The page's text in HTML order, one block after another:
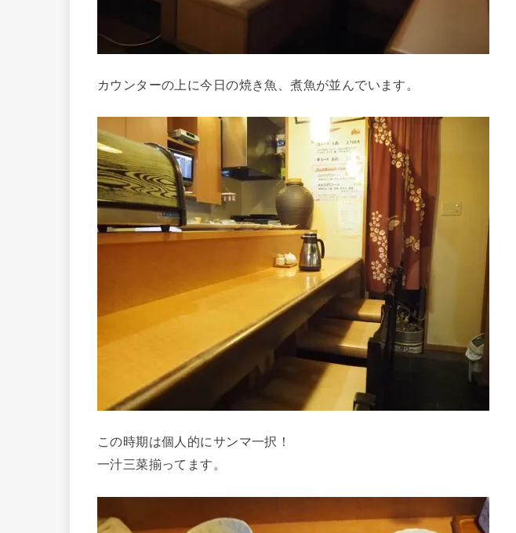
カウンターの上に今日の焼き魚、煮魚が並んでいます。
この時期は個人的にサンマ一択！
一汁三菜揃ってます。